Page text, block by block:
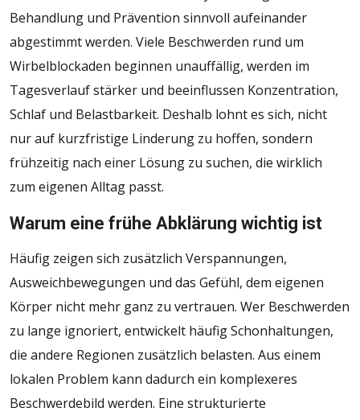
Behandlung und Prävention sinnvoll aufeinander
abgestimmt werden. Viele Beschwerden rund um
Wirbelblockaden beginnen unauffällig, werden im
Tagesverlauf stärker und beeinflussen Konzentration,
Schlaf und Belastbarkeit. Deshalb lohnt es sich, nicht
nur auf kurzfristige Linderung zu hoffen, sondern
frühzeitig nach einer Lösung zu suchen, die wirklich
zum eigenen Alltag passt.
Warum eine frühe Abklärung wichtig ist
Häufig zeigen sich zusätzlich Verspannungen,
Ausweichbewegungen und das Gefühl, dem eigenen
Körper nicht mehr ganz zu vertrauen. Wer Beschwerden
zu lange ignoriert, entwickelt häufig Schonhaltungen,
die andere Regionen zusätzlich belasten. Aus einem
lokalen Problem kann dadurch ein komplexeres
Beschwerdebild werden. Eine strukturierte